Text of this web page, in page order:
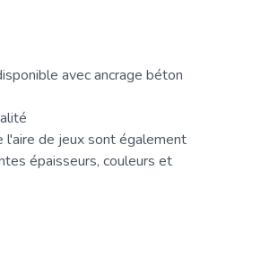
avec ancrage béton
l'aire de jeuxsont également
épaisseurs, couleurs et